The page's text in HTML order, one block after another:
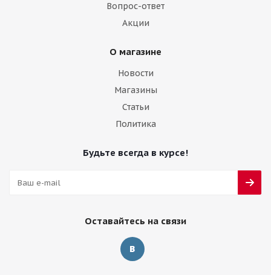
Вопрос-ответ
Акции
О магазине
Новости
Магазины
Статьи
Политика
Будьте всегда в курсе!
Оставайтесь на связи